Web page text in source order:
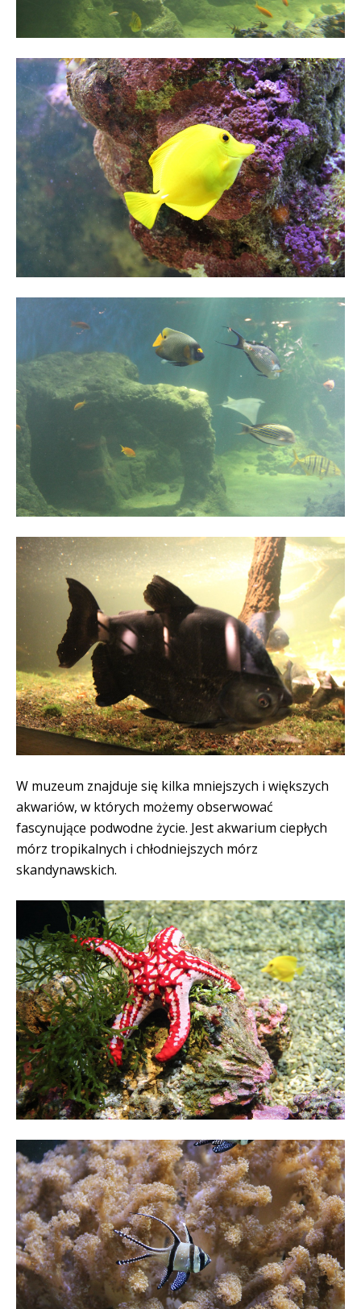
W muzeum znajduje się kilka mniejszych i większych
akwariów, w których możemy obserwować
fascynujące podwodne życie. Jest akwarium ciepłych
mórz tropikalnych i chłodniejszych mórz
skandynawskich.